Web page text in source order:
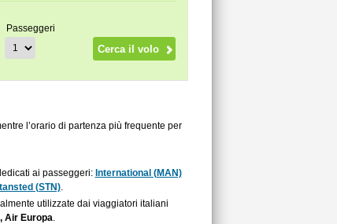
Passeggeri
l’orario di partenza più frequente per
ai passeggeri: International (MAN)
(STN).
utilizzate dai viaggiatori italiani
Air Europa.